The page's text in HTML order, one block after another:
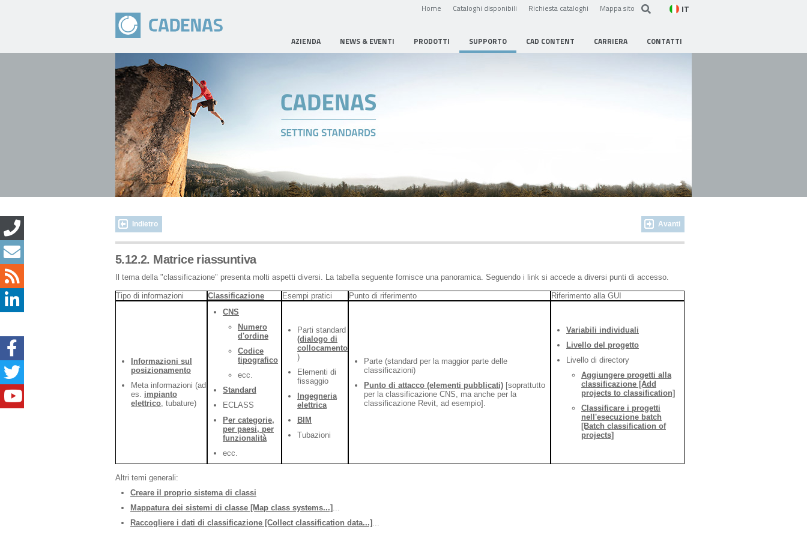
Home Cataloghi disponibili Richiesta cataloghi Mappa sito IT
AZIENDA NEWS & EVENTI PRODOTTI SUPPORTO CAD CONTENT CARRIERA CONTATTI
Indietro Avanti
5.12.2. Matrice riassuntiva
Il tema della "classificazione" presenta molti aspetti diversi. La tabella seguente fornisce una panoramica. Seguendo i link si accede a diversi punti di accesso.
Tipo di informazioni Classificazione Esempi pratici Punto di riferimento Riferimento alla GUI
Informazioni sul
posizionamento
Meta informazioni (ad
es. impianto
elettrico, tubature)
CNS
Numero
d'ordine
Codice
tipografico
ecc.
Standard
ECLASS
Per categorie,
per paesi, per
funzionalità
ecc.
Parti standard
(dialogo di
collocamento
)
Elementi di
fissaggio
Ingegneria
elettrica
BIM
Tubazioni
Parte (standard per la maggior parte delle
classificazioni)
Punto di attacco (elementi pubblicati) [soprattutto
per la classificazione CNS, ma anche per la
classificazione Revit, ad esempio].
Variabili individuali
Livello del progetto
Livello di directory
Aggiungere progetti alla
classificazione [Add
projects to classification]
Classificare i progetti
nell'esecuzione batch
[Batch classification of
projects]
Altri temi generali:
Creare il proprio sistema di classi
Mappatura dei sistemi di classe [Map class systems...] ...
Raccogliere i dati di classificazione [Collect classification data...] ...